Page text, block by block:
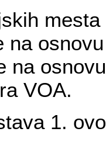
na
na
VOA.
1.